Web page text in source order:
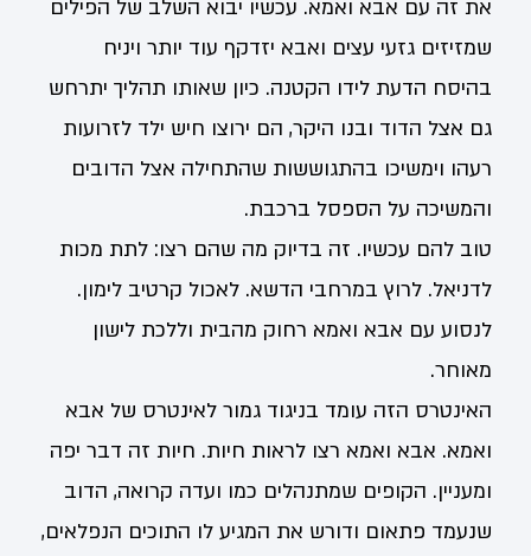
את זה עם אבא ואמא. עכשיו יבוא השלב של הפילים
שמזיזים גזעי עצים ואבא יזדקף עוד יותר ויניח
בהיסח הדעת לידו הקטנה. כיון שאותו תהליך יתרחש
גם אצל הדוד ובנו היקר, הם ירוצו חיש ילד לזרועות
רעהו וימשיכו בהתגוששות שהתחילה אצל הדובים
והמשיכה על הספסל ברכבת.
טוב להם עכשיו. זה בדיוק מה שהם רצו: לתת מכות
לדניאל. לרוץ במרחבי הדשא. לאכול קרטיב לימון.
לנסוע עם אבא ואמא רחוק מהבית וללכת לישון
מאוחר.
האינטרס הזה עומד בניגוד גמור לאינטרס של אבא
ואמא. אבא ואמא רצו לראות חיות. חיות זה דבר יפה
ומעניין. הקופים שמתנהלים כמו ועדה קרואה, הדוב
שנעמד פתאום ודורש את המגיע לו התוכים הנפלאים,